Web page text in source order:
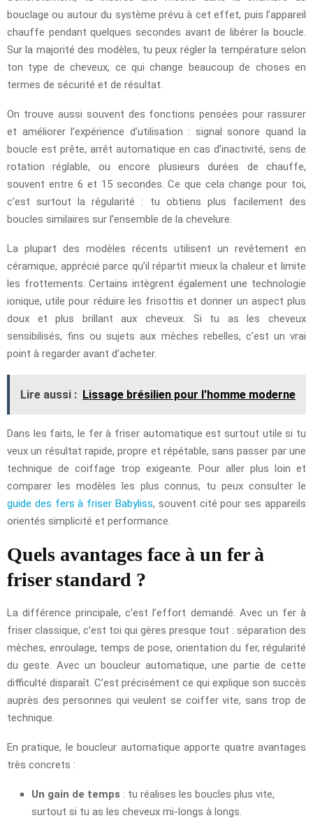
bouclage ou autour du système prévu à cet effet, puis l’appareil
chauffe pendant quelques secondes avant de libérer la boucle.
Sur la majorité des modèles, tu peux régler la température selon
ton type de cheveux, ce qui change beaucoup de choses en
termes de sécurité et de résultat.
On trouve aussi souvent des fonctions pensées pour rassurer
et améliorer l’expérience d’utilisation : signal sonore quand la
boucle est prête, arrêt automatique en cas d’inactivité, sens de
rotation réglable, ou encore plusieurs durées de chauffe,
souvent entre 6 et 15 secondes. Ce que cela change pour toi,
c’est surtout la régularité : tu obtiens plus facilement des
boucles similaires sur l’ensemble de la chevelure.
La plupart des modèles récents utilisent un revêtement en
céramique, apprécié parce qu’il répartit mieux la chaleur et limite
les frottements. Certains intègrent également une technologie
ionique, utile pour réduire les frisottis et donner un aspect plus
doux et plus brillant aux cheveux. Si tu as les cheveux
sensibilisés, fins ou sujets aux mèches rebelles, c’est un vrai
point à regarder avant d’acheter.
Lire aussi : Lissage brésilien pour l'homme moderne
Dans les faits, le fer à friser automatique est surtout utile si tu
veux un résultat rapide, propre et répétable, sans passer par une
technique de coiffage trop exigeante. Pour aller plus loin et
comparer les modèles les plus connus, tu peux consulter le
guide des fers à friser Babyliss, souvent cité pour ses appareils
orientés simplicité et performance.
Quels avantages face à un fer à
friser standard ?
La différence principale, c’est l’effort demandé. Avec un fer à
friser classique, c’est toi qui gères presque tout : séparation des
mèches, enroulage, temps de pose, orientation du fer, régularité
du geste. Avec un boucleur automatique, une partie de cette
difficulté disparaît. C’est précisément ce qui explique son succès
auprès des personnes qui veulent se coiffer vite, sans trop de
technique.
En pratique, le boucleur automatique apporte quatre avantages
très concrets :
Un gain de temps : tu réalises les boucles plus vite,
surtout si tu as les cheveux mi-longs à longs.